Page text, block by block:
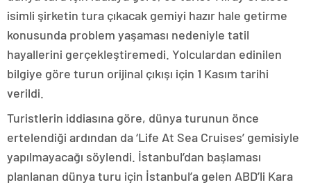
isimli şirketin tura çıkacak gemiyi hazır hale getirme
konusunda problem yaşaması nedeniyle tatil
hayallerini gerçekleştiremedi. Yolculardan edinilen
bilgiye göre turun orijinal çıkışı için 1 Kasım tarihi
verildi.
Turistlerin iddiasına göre, dünya turunun önce
ertelendiği ardından da ‘Life At Sea Cruises’ gemisiyle
yapılmayacağı söylendi. İstanbul’dan başlaması
planlanan dünya turu için İstanbul’a gelen ABD’li Kara